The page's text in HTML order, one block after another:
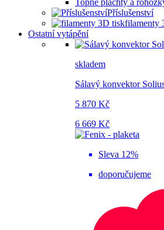
Topné plachty a
Příslušenství
filamenty
Ostatní vytápění
skladem
Sálavý konvektor
5 870 Kč
6 669 Kč
Sleva 12%
doporučujeme